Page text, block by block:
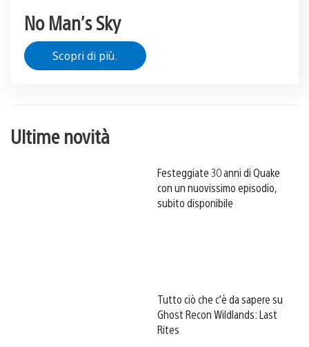
No Man’s Sky
Scopri di più.
Ultime novità
Festeggiate 30 anni di Quake
con un nuovissimo episodio,
subito disponibile
Tutto ciò che c’è da sapere su
Ghost Recon Wildlands: Last
Rites